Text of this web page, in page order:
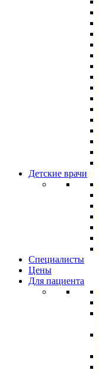
Детские врачи
Специалисты
Цены
Для пациента